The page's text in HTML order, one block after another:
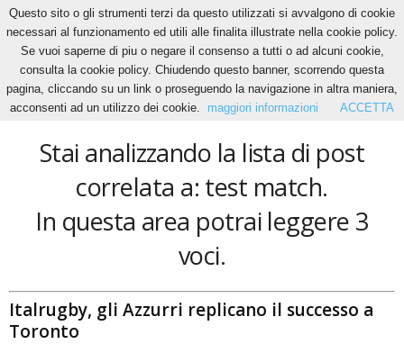
Home Tags Test match
test match
Stai analizzando la lista di post
correlata a: test match.
In questa area potrai leggere 3
voci.
Italrugby, gli Azzurri replicano il successo a
Toronto
Questo sito o gli strumenti terzi da questo utilizzati si avvalgono di cookie
necessari al funzionamento ed utili alle finalita illustrate nella cookie policy.
Se vuoi saperne di piu o negare il consenso a tutti o ad alcuni cookie,
consulta la cookie policy. Chiudendo questo banner, scorrendo questa
pagina, cliccando su un link o proseguendo la navigazione in altra maniera,
acconsenti ad un utilizzo dei cookie.
maggiori informazioni ACCETTA